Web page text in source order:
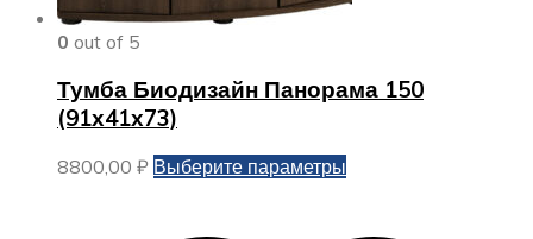
0 out of 5
Тумба Биодизайн Панорама 150
(91х41х73)
8800,00 ₽ Выберите параметры